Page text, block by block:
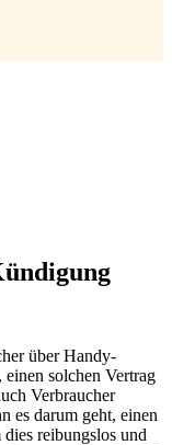
über Handy-
solchen Vertrag
Verbraucher
es darum geht, einen
reibungslos und